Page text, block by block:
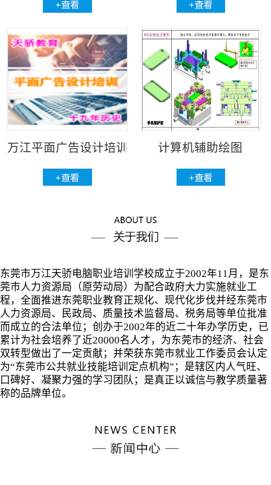
万江平面广告设计培训 计算机辅助绘图
东莞市万江天骄电脑职业培训学校成立于2002年11月，是东
莞市人力资源局（原劳动局）为配合政府大力实施就业工
程，全面推进东莞职业教育正规化、现代化步伐并经东莞市
人力资源局、民政局、质量技术监督局、税务局等单位批准
而成立的合法单位；创办于2002年的近二十年办学历史，已
累计为社会培养了近20000名人才，为东莞市的经济、社会
双转型做出了一定贡献；并荣获东莞市就业工作委员会认定
为“东莞市公共就业技能培训定点机构”；是辖区内人气旺、
口碑好、凝聚力强的学习团队；是真正以诚信与教学质量著
称的品牌单位。